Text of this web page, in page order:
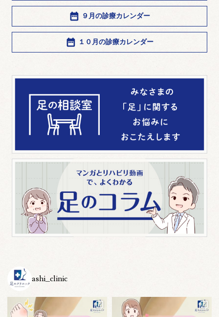
９月の診療カレンダー
１０月の診療カレンダー
ashi_clinic